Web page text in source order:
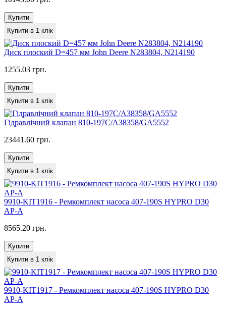
Купити
Купити в 1 клік
Диск плоский D=457 мм John Deere N283804, N214190
1255.03 грн.
Купити
Купити в 1 клік
Гідравлічний клапан 810-197С/A38358/GA5552
23441.60 грн.
Купити
Купити в 1 клік
9910-KIT1916 - Ремкомплект насоса 407-190S HYPRO D30
AP-A
8565.20 грн.
Купити
Купити в 1 клік
9910-KIT1917 - Ремкомплект насоса 407-190S HYPRO D30
AP-A